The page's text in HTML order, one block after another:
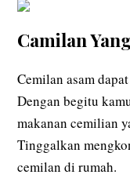
Camilan
Cemilan asam
Dengan begitu
makanan cemilian
Tinggalkan
cemilan di rumah.